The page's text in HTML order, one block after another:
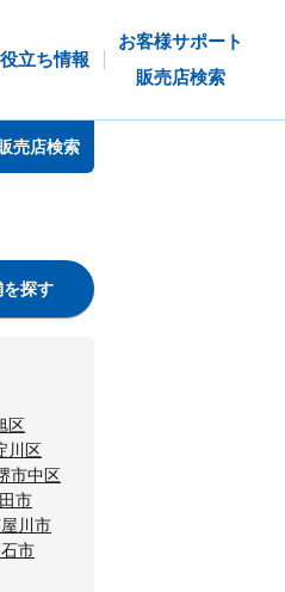
立ち情報
お客様サポート
販売店検索
販売店検索
探す
区
川区
市中区
市
川市
市